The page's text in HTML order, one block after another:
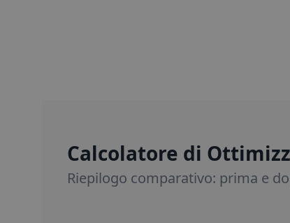
Calcolatore di
Riepilogo comparativo: prima e